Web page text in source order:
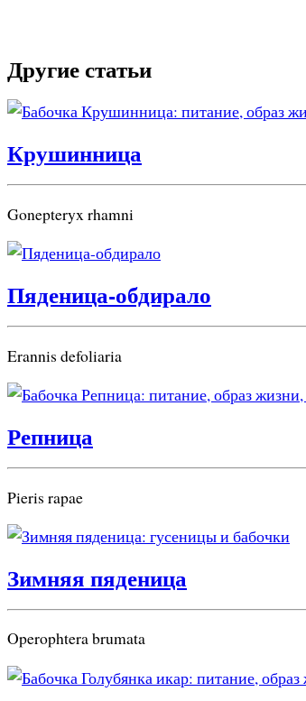
Другие статьи
Крушинница
Gonepteryx rhamni
Пяденица-обдирало
Erannis defoliaria
Репница
Pieris rapae
Зимняя пяденица
Operophtera brumata